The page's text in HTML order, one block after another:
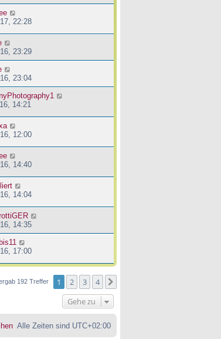
22:28
23:29
23:04
14:21
12:00
14:40
14:04
14:35
17:00
192 Treffer 1 2 3 4
Gehe zu
Alle Zeiten sind UTC+02:00